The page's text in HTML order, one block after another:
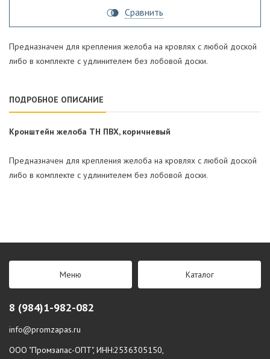
Сравнить
Предназначен для крепления желоба на кровлях с любой доской
либо в комплекте с удлинителем без лобовой доски.
ПОДРОБНОЕ ОПИСАНИЕ
Кронштейн желоба ТН ПВХ, коричневый
Предназначен для крепления желоба на кровлях с любой доской
либо в комплекте с удлинителем без лобовой доски.
Меню Каталог
8 (984)1-982-082
info@promzapas.ru
ООО "Промзапас-ОПТ", ИНН:2536305150,